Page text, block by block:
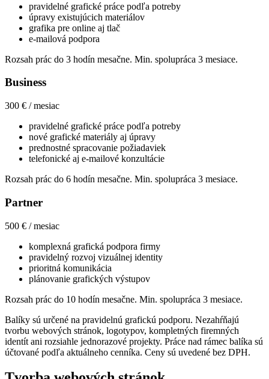
pravidelné grafické práce podľa potreby
úpravy existujúcich materiálov
grafika pre online aj tlač
e-mailová podpora
Rozsah prác do 3 hodín mesačne. Min. spolupráca 3 mesiace.
Business
300 € / mesiac
pravidelné grafické práce podľa potreby
nové grafické materiály aj úpravy
prednostné spracovanie požiadaviek
telefonické aj e-mailové konzultácie
Rozsah prác do 6 hodín mesačne. Min. spolupráca 3 mesiace.
Partner
500 € / mesiac
komplexná grafická podpora firmy
pravidelný rozvoj vizuálnej identity
prioritná komunikácia
plánovanie grafických výstupov
Rozsah prác do 10 hodín mesačne. Min. spolupráca 3 mesiace.
Balíky sú určené na pravidelnú grafickú podporu. Nezahŕňajú
tvorbu webových stránok, logotypov, kompletných firemných
identít ani rozsiahle jednorazové projekty. Práce nad rámec balíka sú
účtované podľa aktuálneho cenníka. Ceny sú uvedené bez DPH.